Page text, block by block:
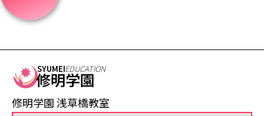
SYUMEIEDUCATION
修明学園
修明学園 浅草橋教室